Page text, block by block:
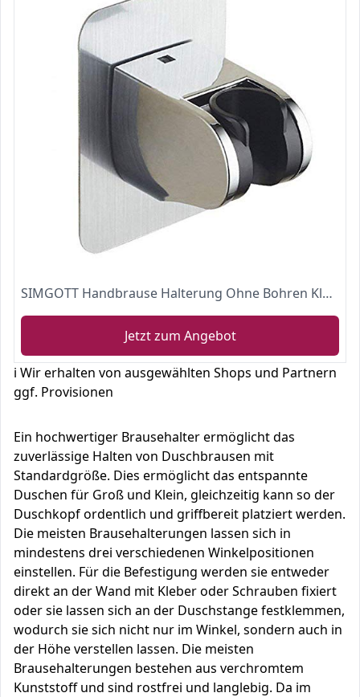
SIMGOTT Handbrause Halterung Ohne Bohren Kleber Winkel Verstellbar Brausehalter Duschhalterung, Super Power, Wasserdicht.
Jetzt zum Angebot
ℹ️ Wir erhalten von ausgewählten Shops und Partnern
ggf. Provisionen
Ein hochwertiger Brausehalter ermöglicht das
zuverlässige Halten von Duschbrausen mit
Standardgröße. Dies ermöglicht das entspannte
Duschen für Groß und Klein, gleichzeitig kann so der
Duschkopf ordentlich und griffbereit platziert werden.
Die meisten Brausehalterungen lassen sich in
mindestens drei verschiedenen Winkelpositionen
einstellen. Für die Befestigung werden sie entweder
direkt an der Wand mit Kleber oder Schrauben fixiert
oder sie lassen sich an der Duschstange festklemmen,
wodurch sie sich nicht nur im Winkel, sondern auch in
der Höhe verstellen lassen. Die meisten
Brausehalterungen bestehen aus verchromtem
Kunststoff und sind rostfrei und langlebig. Da im